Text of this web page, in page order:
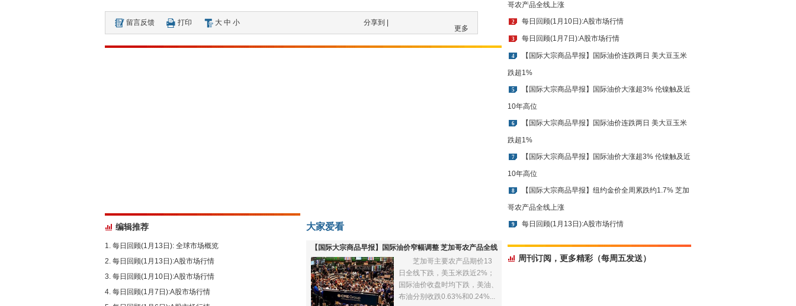
留言反馈 打印 大 中 小 分享到 |
更多
编辑推荐
每日回顾(1月13日): 全球市场概览
每日回顾(1月13日):A股市场行情
每日回顾(1月10日):A股市场行情
每日回顾(1月7日):A股市场行情
大家爱看
【国际大宗商品早报】国际油价窄幅调整 芝加哥农产品全线
下跌
芝加哥主要农产品期价13
日全线下跌，美玉米跌近2%；
国际油价收盘时均下跌，美油、
布油分别收跌0.63%和0.24%...
哥农产品全线上涨
2 每日回顾(1月10日):A股市场行情
3 每日回顾(1月7日):A股市场行情
4 【国际大宗商品早报】国际油价连跌两日 美大豆玉米
跌超1%
5 【国际大宗商品早报】国际油价大涨超3% 伦镍触及近
10年高位
6 【国际大宗商品早报】国际油价连跌两日 美大豆玉米
跌超1%
7 【国际大宗商品早报】国际油价大涨超3% 伦镍触及近
10年高位
8 【国际大宗商品早报】纽约金价全周累跌约1.7% 芝加
哥农产品全线上涨
9 每日回顾(1月13日):A股市场行情
周刊订阅，更多精彩（每周五发送）